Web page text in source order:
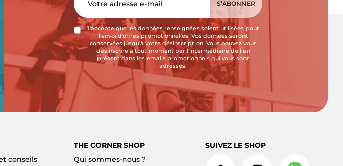
J'accepte que les données renseignées soient utilisées pour
l'envoi d'offres promotionnelles. Vos données seront
conservées jusqu'à votre désinscription. Vous pouvez vous
désinscrire à tout moment par l'intermédiaire du lien
présent dans les emails promotionnels qui vous sont
adressés.
conseils
THE CORNER SHOP
Qui sommes-nous ?
SUIVEZ LE SHOP